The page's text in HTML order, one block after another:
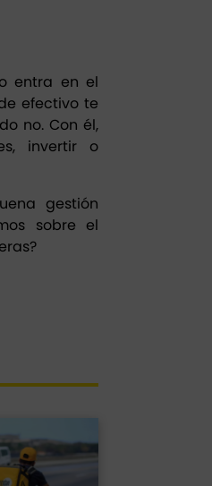
entra en el
efectivo te
no. Con él,
invertir o
gestión
sobre el